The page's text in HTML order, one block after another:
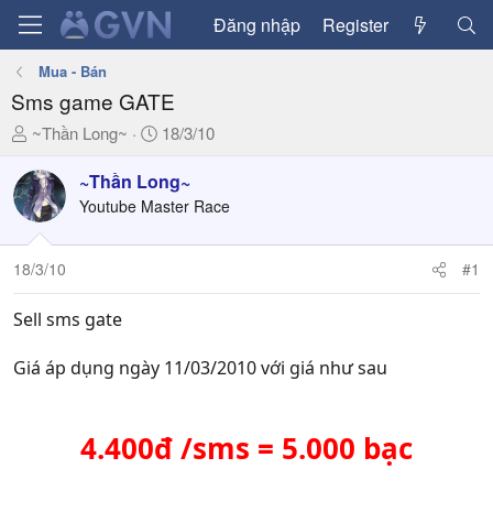
Đăng nhập Register
Mua - Bán
Sms game GATE
T
r
e
a
d
s
t
a
t
~Thần Long~
N
à
y
ử
18/3/10
~Thần Long~
Youtube Master Race
18/3/10 #1
Sell sms gate
Giá áp dụng ngày 11/03/2010 với giá như sau
4.400đ /sms = 5.000 bạc